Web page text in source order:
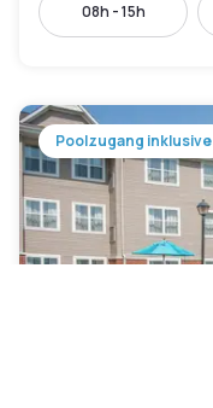
08h - 15h
Poolzugang inklusive